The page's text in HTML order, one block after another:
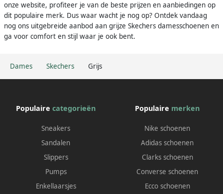
Dames Skechers Grijs
onze website, profiteer je van de beste prijzen en aanbiedingen op
dit populaire merk. Dus waar wacht je nog op? Ontdek vandaag
nog ons uitgebreide aanbod aan grijze Skechers damesschoenen en
ga voor comfort en stijl waar je ook bent.
Populaire categorieën
Sneakers
Sandalen
Slippers
Pumps
Enkellaarsjes
Populaire merken
Nike schoenen
Adidas schoenen
Clarks schoenen
Converse schoenen
Ecco schoenen